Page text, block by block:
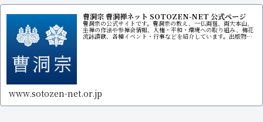
曹洞宗 曹洞禅ネット SOTOZEN-NET 公式ページ
曹洞宗の公式サイトです。曹洞宗の教え、一仏両祖、両大本山、
坐禅の作法や参禅会情報、人権・平和・環境への取り組み、梅花
流詠讃歌、各種イベント・行事などを紹介しています。出版物販
www.sotozen-net.or.jp